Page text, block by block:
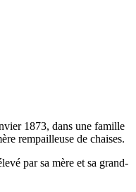
1873, dans une famille
rempailleuse de chaises.
par sa mère et sa grand-